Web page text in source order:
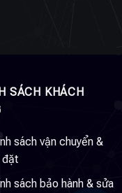
SÁCH KHÁCH
sách vận chuyển &
đặt
sách bảo hành & sửa